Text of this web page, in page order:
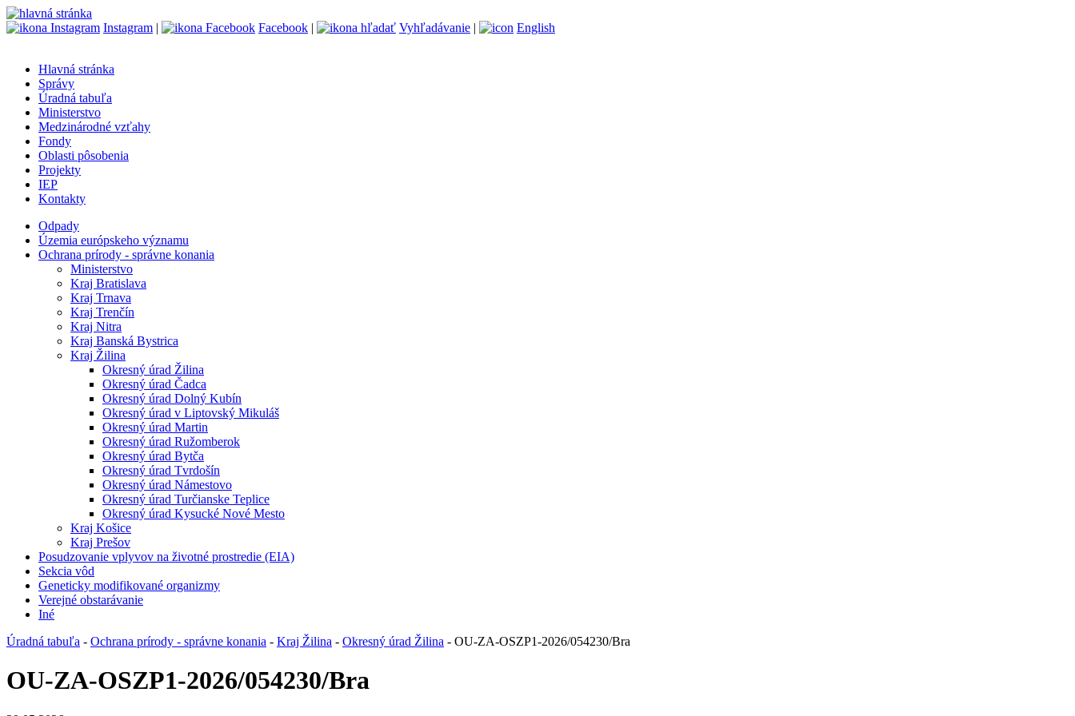
Instagram | Facebook | Vyhľadávanie | English
Hlavná stránka
Správy
Úradná tabuľa
Ministerstvo
Medzinárodné vzťahy
Fondy
Oblasti pôsobenia
Projekty
IEP
Kontakty
Odpady
Územia európskeho významu
Ochrana prírody - správne konania
Ministerstvo
Kraj Bratislava
Kraj Trnava
Kraj Trenčín
Kraj Nitra
Kraj Banská Bystrica
Kraj Žilina
Okresný úrad Žilina
Okresný úrad Čadca
Okresný úrad Dolný Kubín
Okresný úrad v Liptovský Mikuláš
Okresný úrad Martin
Okresný úrad Ružomberok
Okresný úrad Bytča
Okresný úrad Tvrdošín
Okresný úrad Námestovo
Okresný úrad Turčianske Teplice
Okresný úrad Kysucké Nové Mesto
Kraj Košice
Kraj Prešov
Posudzovanie vplyvov na životné prostredie (EIA)
Sekcia vôd
Geneticky modifikované organizmy
Verejné obstarávanie
Iné
Úradná tabuľa - Ochrana prírody - správne konania - Kraj Žilina - Okresný úrad Žilina - OU-ZA-OSZP1-2026/054230/Bra
OU-ZA-OSZP1-2026/054230/Bra